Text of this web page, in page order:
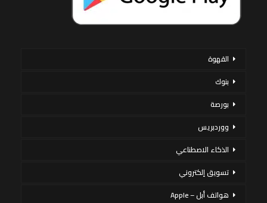
القهوة
بنوك
بورصة
ووردبريس
الذكاء الاصطناعي
تسويق إلكتروني
هواتف أبل – Apple